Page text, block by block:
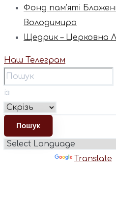
Фонд пам’яті
Володимира
Щедрик – Церковна
Наш Телеграм
із
Translate